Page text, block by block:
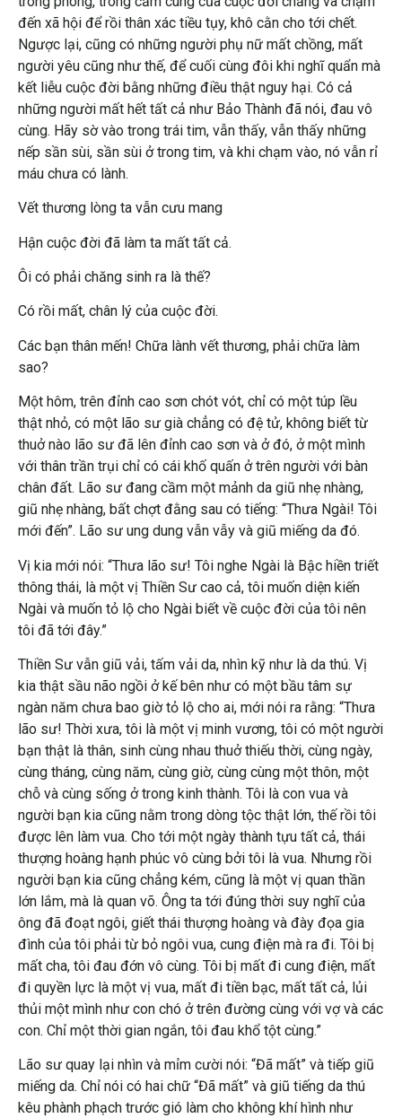
đến xã hội để rồi thân xác tiều tụy, khô cằn cho tới chết.
Ngược lại, cũng có những người phụ nữ mất chồng, mất
người yêu cũng như thế, để cuối cùng đôi khi nghĩ quẩn mà
kết liễu cuộc đời bằng những điều thật nguy hại. Có cả
những người mất hết tất cả như Bảo Thành đã nói, đau vô
cùng. Hãy sờ vào trong trái tim, vẫn thấy, vẫn thấy những
nếp sần sùi, sần sùi ở trong tim, và khi chạm vào, nó vẫn rỉ
máu chưa có lành.
Vết thương lòng ta vẫn cưu mang
Hận cuộc đời đã làm ta mất tất cả.
Ôi có phải chăng sinh ra là thế?
Có rồi mất, chân lý của cuộc đời.
Các bạn thân mến! Chữa lành vết thương, phải chữa làm
sao?
Một hôm, trên đỉnh cao sơn chót vót, chỉ có một túp lều
thật nhỏ, có một lão sư già chẳng có đệ tử, không biết từ
thuở nào lão sư đã lên đỉnh cao sơn và ở đó, ở một mình
với thân trần trụi chỉ có cái khố quấn ở trên người với bàn
chân đất. Lão sư đang cầm một mảnh da giũ nhẹ nhàng,
giũ nhẹ nhàng, bất chợt đằng sau có tiếng: “Thưa Ngài! Tôi
mới đến”. Lão sư ung dung vẫn vẫy và giũ miếng da đó.
Vị kia mới nói: “Thưa lão sư! Tôi nghe Ngài là Bậc hiền triết
thông thái, là một vị Thiền Sư cao cả, tôi muốn diện kiến
Ngài và muốn tỏ lộ cho Ngài biết về cuộc đời của tôi nên
tôi đã tới đây.”
Thiền Sư vẫn giũ vải, tấm vải da, nhìn kỹ như là da thú. Vị
kia thật sầu não ngồi ở kế bên như có một bầu tâm sự
ngàn năm chưa bao giờ tỏ lộ cho ai, mới nói ra rằng: “Thưa
lão sư! Thời xưa, tôi là một vị minh vương, tôi có một người
bạn thật là thân, sinh cùng nhau thuở thiếu thời, cùng ngày,
cùng tháng, cùng năm, cùng giờ, cùng cùng một thôn, một
chỗ và cùng sống ở trong kinh thành. Tôi là con vua và
người bạn kia cũng nằm trong dòng tộc thật lớn, thế rồi tôi
được lên làm vua. Cho tới một ngày thành tựu tất cả, thái
thượng hoàng hạnh phúc vô cùng bởi tôi là vua. Nhưng rồi
người bạn kia cũng chẳng kém, cũng là một vị quan thần
lớn lắm, mà là quan võ. Ông ta tới đúng thời suy nghĩ của
ông đã đoạt ngôi, giết thái thượng hoàng và đày đọa gia
đình của tôi phải từ bỏ ngôi vua, cung điện mà ra đi. Tôi bị
mất cha, tôi đau đớn vô cùng. Tôi bị mất đi cung điện, mất
đi quyền lực là một vị vua, mất đi tiền bạc, mất tất cả, lủi
thủi một mình như con chó ở trên đường cùng với vợ và các
con. Chỉ một thời gian ngắn, tôi đau khổ tột cùng.”
Lão sư quay lại nhìn và mỉm cười nói: “Đã mất” và tiếp giũ
miếng da. Chỉ nói có hai chữ “Đã mất” và giũ tiếng da thú
kêu phành phạch trước gió làm cho không khí hình như